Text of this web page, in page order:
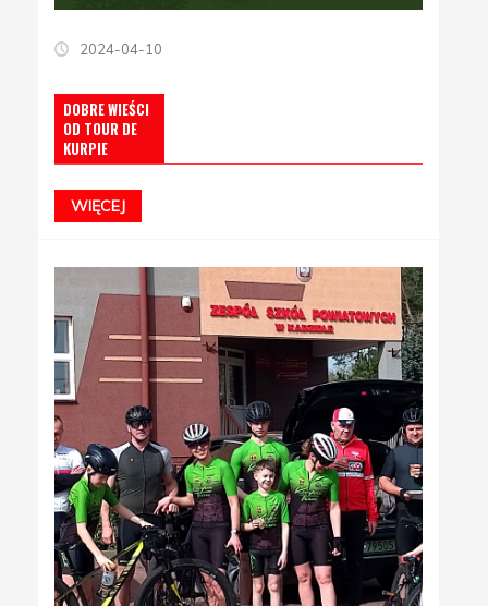
2024-04-10
DOBRE WIEŚCI
OD TOUR DE
KURPIE
WIĘCEJ